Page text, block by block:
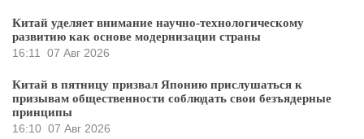
Китай уделяет внимание научно-технологическому
развитию как основе модернизации страны
16:11
07 Авг 2026
Китай в пятницу призвал Японию прислушаться к
призывам общественности соблюдать свои безъядерные
принципы
16:10 07 Авг 2026